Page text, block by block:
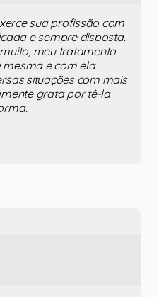
sua profissão com
e sempre disposta.
meu tratamento
e com ela
situações com mais
grata por tê-la